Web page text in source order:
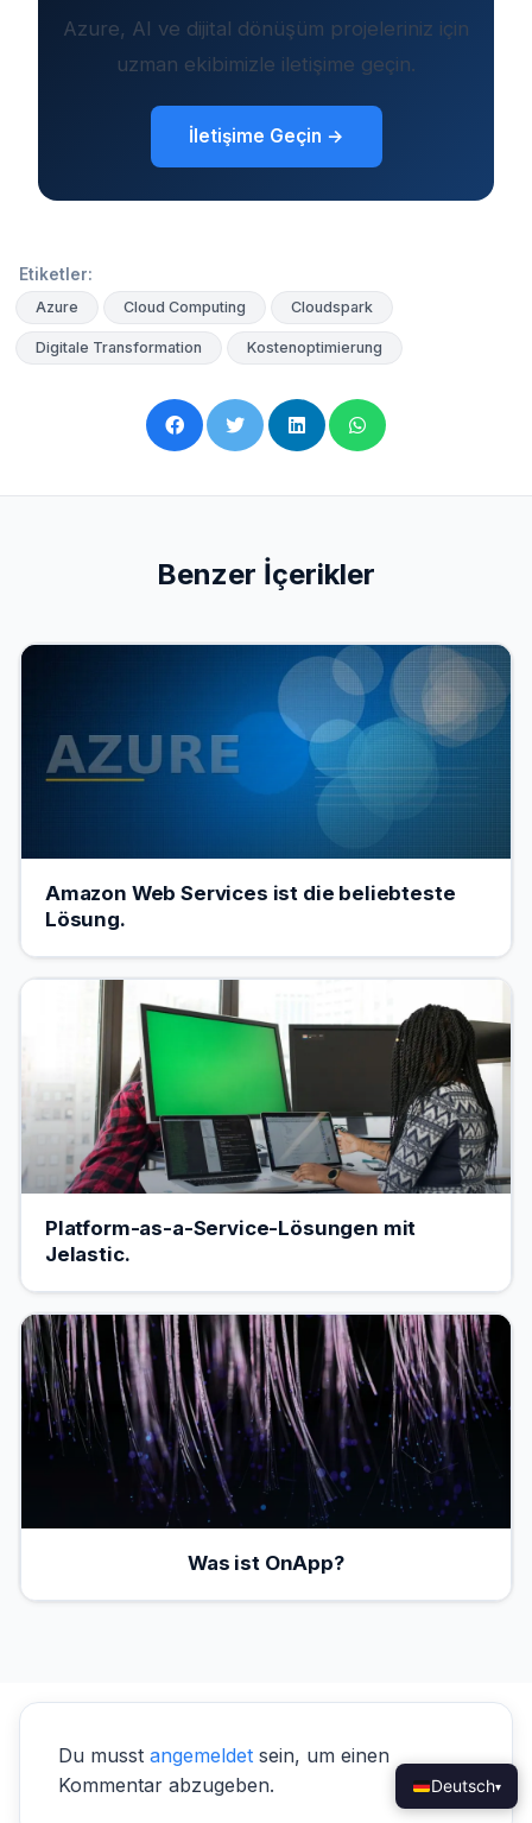
Azure, AI ve dijital dönüşüm projeleriniz için
uzman ekibimizle iletişime geçin.
İletişime Geçin →
Etiketler:
Azure Cloud Computing Cloudspark
Digitale Transformation Kostenoptimierung
Benzer İçerikler
Amazon Web Services ist die beliebteste
Lösung.
Platform-as-a-Service-Lösungen mit
Jelastic.
Was ist OnApp?
Du musst angemeldet sein, um einen
Kommentar abzugeben.
Deutsch▾